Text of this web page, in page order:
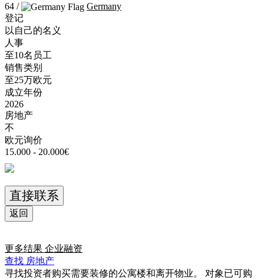
64 /
Germany
登记
以自己的名义
人事
至10名员工
销售类别
至25万欧元
成立年份
2026
房地产
不
欧元询价
15.000 - 20.000€
直接联系
返回
更多结果 企业融资
查找 房地产
寻找投资者购买需要装修的公寓楼和离开物业。 对象已可购